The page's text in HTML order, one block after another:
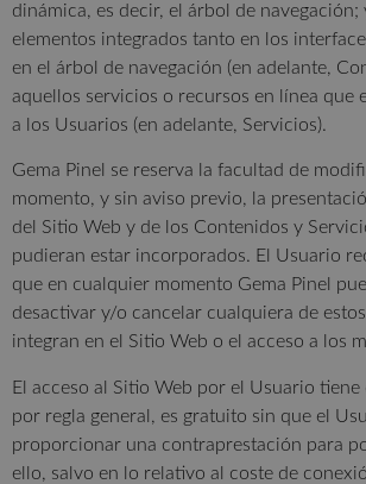
dinámica, es decir, el árbol de navegación;
elementos integrados tanto en los
en el árbol de navegación (en adelante,
aquellos servicios o recursos en línea que
a los Usuarios (en adelante, Servicios).
Gema Pinel se reserva la facultad de
momento, y sin aviso previo, la
del Sitio Web y de los Contenidos y
pudieran estar incorporados. El Usuario
que en cualquier momento Gema Pinel
desactivar y/o cancelar cualquiera de
integran en el Sitio Web o el acceso a los
El acceso al Sitio Web por el Usuario tiene
por regla general, es gratuito sin que el
proporcionar una contraprestación para
ello, salvo en lo relativo al coste de